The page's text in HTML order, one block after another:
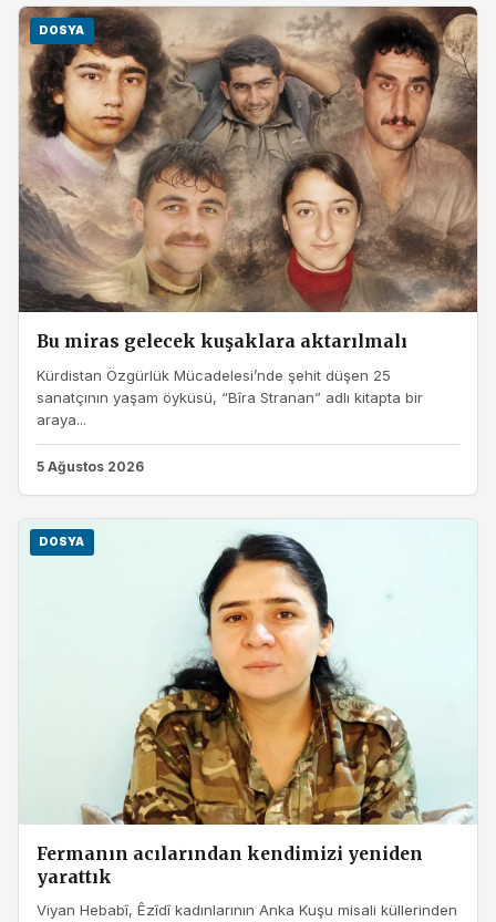
DOSYA
Bu miras gelecek kuşaklara aktarılmalı
Kürdistan Özgürlük Mücadelesi’nde şehit düşen 25
sanatçının yaşam öyküsü, “Bîra Stranan” adlı kitapta bir
araya...
5 Ağustos 2026
DOSYA
Fermanın acılarından kendimizi yeniden
yarattık
Viyan Hebabî, Êzîdî kadınlarının Anka Kuşu misali küllerinden